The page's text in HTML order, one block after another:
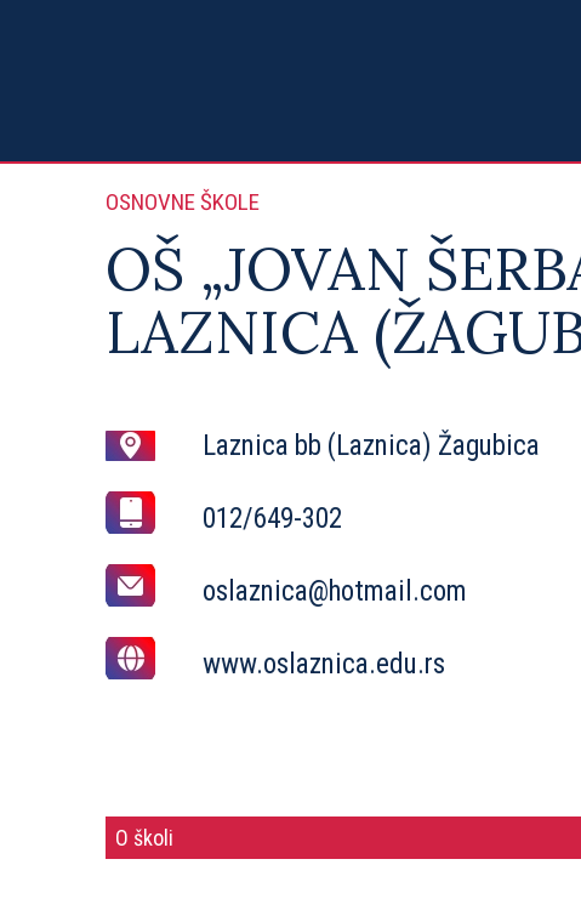
OSNOVNE ŠKOLE
OŠ „JOVAN
LAZNICA
Laznica bb (Laznica) Žagubica
012/649-302
oslaznica@hotmail.com
www.oslaznica.edu.rs
O školi